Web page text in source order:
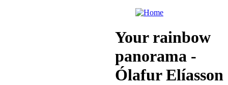
Your rainbow
panorama -
Ólafur Elíasson